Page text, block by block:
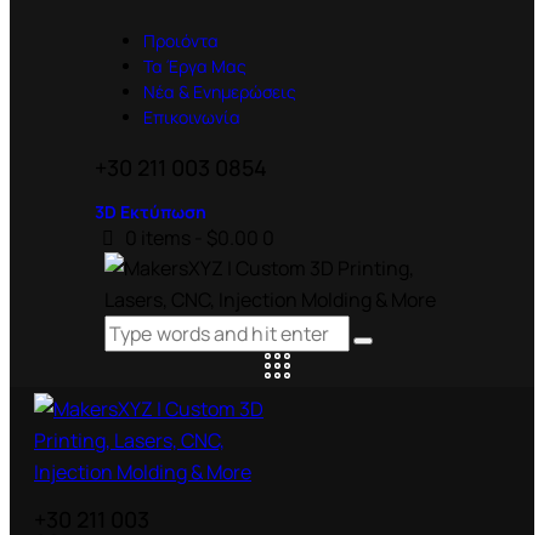
Προιόντα
Τα Έργα Μας
Νέα & Ενημερώσεις
Επικοινωνία
3D Εκτύπωση